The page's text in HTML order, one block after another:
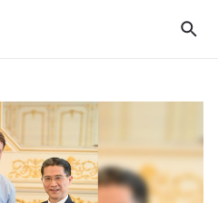
В Китае выразили надежду, что совместное кинопроизводство с Россией разрушит монополию США на рынке фильмов